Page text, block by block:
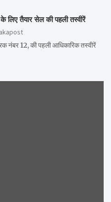
तैयार सेल की पहली तस्वीरें
नंबर 12, की पहली आधिकारिक तस्वीरें